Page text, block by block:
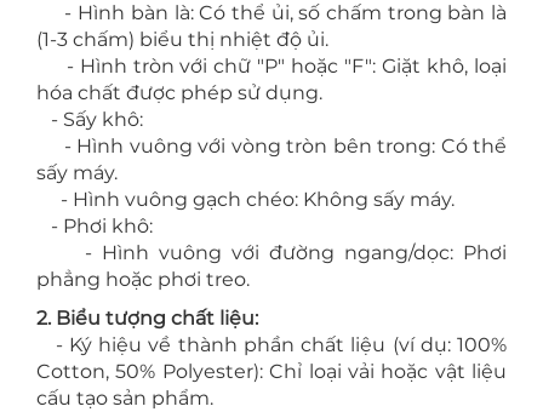
- Hình bàn là: Có thể ủi, số chấm trong bàn là
(1-3 chấm) biểu thị nhiệt độ ủi.
- Hình tròn với chữ "P" hoặc "F": Giặt khô, loại
hóa chất được phép sử dụng.
- Sấy khô:
- Hình vuông với vòng tròn bên trong: Có thể
sấy máy.
- Hình vuông gạch chéo: Không sấy máy.
- Phơi khô:
- Hình vuông với đường ngang/dọc: Phơi
phẳng hoặc phơi treo.
2. Biểu tượng chất liệu:
- Ký hiệu về thành phần chất liệu (ví dụ: 100%
Cotton, 50% Polyester): Chỉ loại vải hoặc vật liệu
cấu tạo sản phẩm.